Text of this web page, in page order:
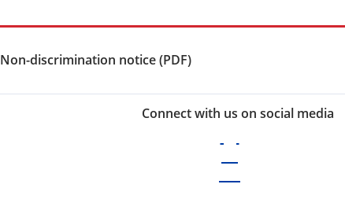
Non-discrimination notice (PDF)
Connect with us on social media